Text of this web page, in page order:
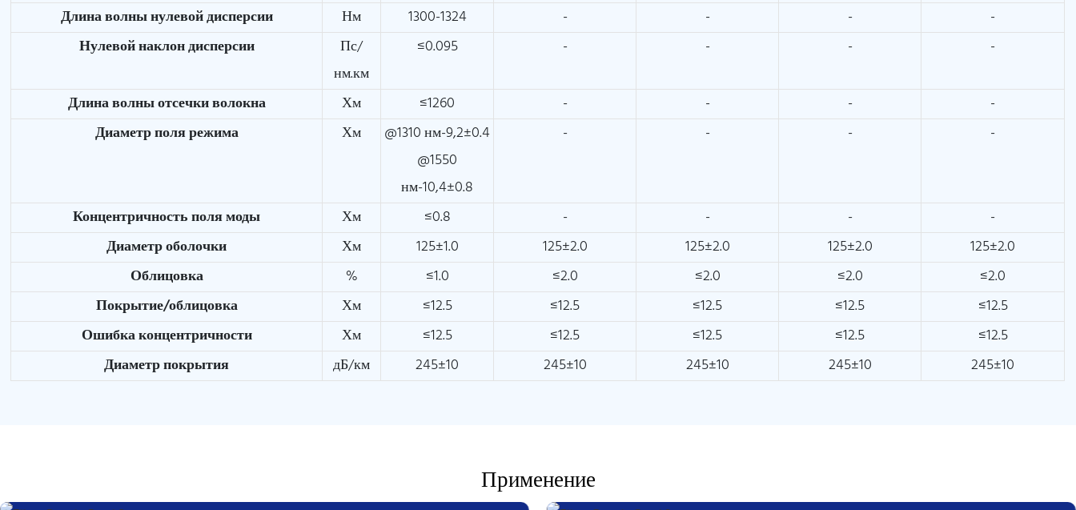
Длина волны нулевой дисперсии Нм 1300-1324 - - -
-
Нулевой наклон дисперсии
Пс/
нм.км
≤0.095 - - - -
Длина волны отсечки волокна Хм ≤1260 - - -
-
Диаметр поля режима
Хм
@1310 нм-9,2±0.4
@1550
нм-10,4±0.8
- - - -
Концентричность поля моды Хм ≤0.8 - - -
-
Диаметр оболочки
Хм 125±1.0 125±2.0 125±2.0 125±2.0
125±2.0
Облицовка
% ≤1.0 ≤2.0 ≤2.0 ≤2.0
≤2.0
Покрытие/облицовка
Хм ≤12.5 ≤12.5 ≤12.5 ≤12.5
≤12.5
Ошибка концентричности
Хм ≤12.5 ≤12.5 ≤12.5 ≤12.5
≤12.5
Диаметр покрытия
дБ/км 245±10 245±10 245±10 245±10 245±10
Применение